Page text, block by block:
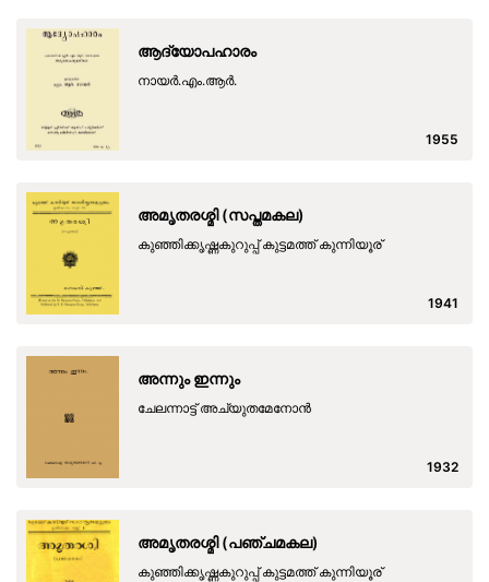
ആദ്യോപഹാരം
നായര്‍.എം.ആര്‍.
1955
അമൃതരശ്മി (സപ്തമകല)
കുഞ്ഞിക്കൃഷ്ണകുറുപ്പ് കുട്ടമത്ത് കുന്നിയൂര്
1941
അന്നും ഇന്നും
ചേലന്നാട്ട് അച്യുതമേനോന്‍
1932
അമൃതരശ്മി (പഞ്ചമകല)
കുഞ്ഞിക്കൃഷ്ണകുറുപ്പ് കുട്ടമത്ത് കുന്നിയൂര്